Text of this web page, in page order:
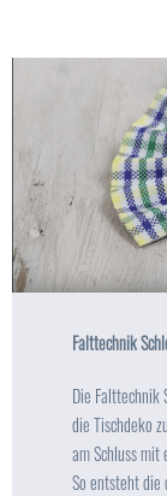
Falttechnik
Die
die Tischdeko
am Schluss
So entsteht